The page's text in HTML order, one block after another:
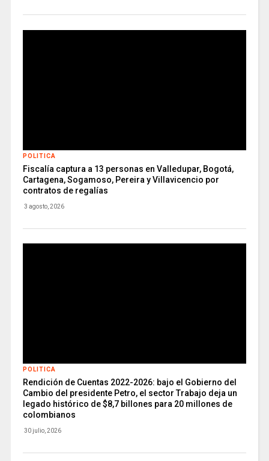
POLITICA
Fiscalía captura a 13 personas en Valledupar, Bogotá,
Cartagena, Sogamoso, Pereira y Villavicencio por
contratos de regalías
3 agosto, 2026
POLITICA
Rendición de Cuentas 2022-2026: bajo el Gobierno del
Cambio del presidente Petro, el sector Trabajo deja un
legado histórico de $8,7 billones para 20 millones de
colombianos
30 julio, 2026